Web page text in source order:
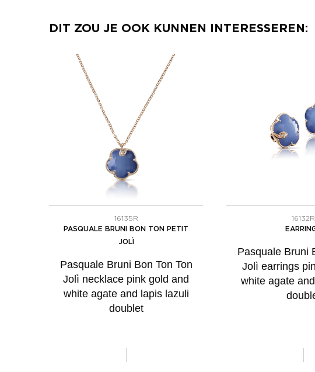
DIT ZOU JE OOK KUNNEN INTERESSEREN:
16135R
PASQUALE BRUNI BON TON PETIT
JOLÌ
Pasquale Bruni Bon Ton Ton
Jolì necklace pink gold and
white agate and lapis lazuli
doublet
16132R
Pasquale Bruni
Jolì earrings
white agate